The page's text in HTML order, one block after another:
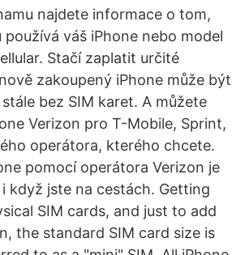
najdete informace o tom,
používá váš iPhone nebo model
Stačí zaplatit určité
zakoupený iPhone může být
bez SIM karet. A můžete
Verizon pro T-Mobile, Sprint,
operátora, kterého chcete.
pomocí operátora Verizon je
když jste na cestách. Getting
SIM cards, and just to add
the standard SIM card size is